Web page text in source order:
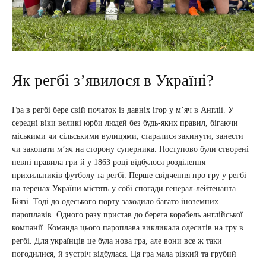
Як регбі зʼявилося в Україні?
Гра в регбі бере свій початок із давніх ігор у м’яч в Англії. У
середні віки великі юрби людей без будь-яких правил, бігаючи
міськими чи сільськими вулицями, старалися закинути, занести
чи закопати мʼяч на сторону суперника. Поступово були створені
певні правила гри й у 1863 році відбулося розділення
прихильників футболу та регбі. Перше свідчення про гру у регбі
на теренах України містять у собі спогади генерал-лейтенанта
Біязі. Тоді до одеського порту заходило багато іноземних
пароплавів. Одного разу пристав до берега корабель англійської
компанії. Команда цього пароплава викликала одеситів на гру в
регбі. Для українців це була нова гра, але вони все ж таки
погодилися, й зустріч відбулася. Ця гра мала різкий та грубий